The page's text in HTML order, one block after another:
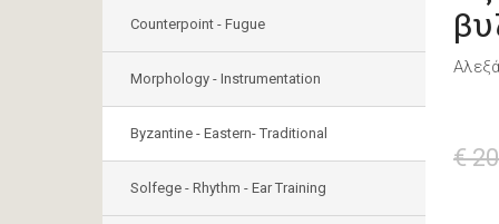
Counterpoint - Fugue
Morphology - Instrumentation
Byzantine - Eastern- Traditional
Solfege - Rhythm - Ear Training
€